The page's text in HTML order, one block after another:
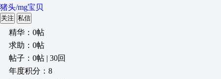
猪头/mg宝贝
关注 私信
精华：0帖
求助：0帖
帖子：0帖 | 30回
年度积分：8